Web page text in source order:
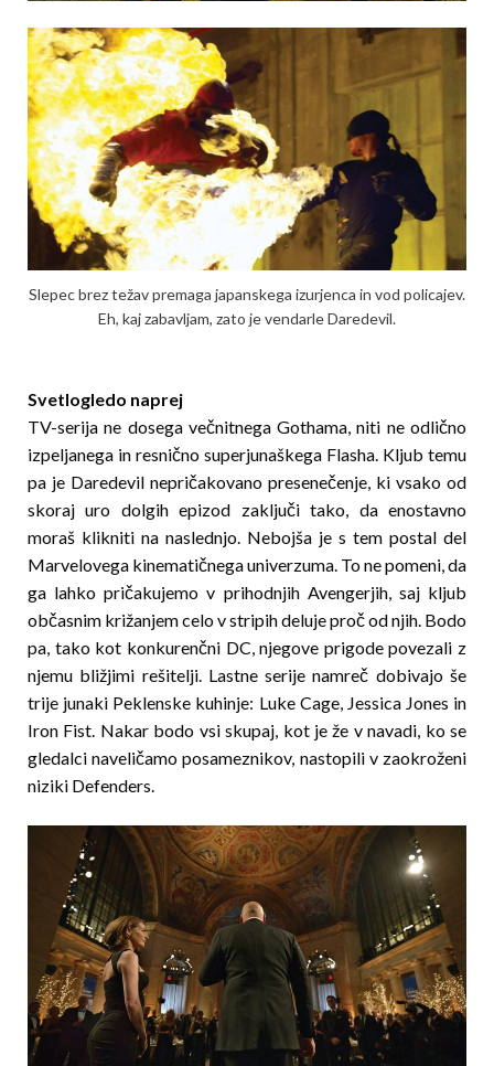
Slepec brez težav premaga japanskega izurjenca in vod policajev.
Eh, kaj zabavljam, zato je vendarle Daredevil.
Svetlogledo naprej
TV-serija ne dosega večnitnega Gothama, niti ne odlično
izpeljanega in resnično superjunaškega Flasha. Kljub temu
pa je Daredevil nepriča­ko­va­no presenečenje, ki vsako od
skoraj uro dolgih epi­zod zaključi tako, da enostavno
moraš klikniti na naslednjo. Nebojša je s tem postal del
Marvelovega kinematičnega univerzuma. To ne pomeni, da
ga lahko pričakujemo v prihodnjih Avengerjih, saj kljub
občasnim križanjem celo v stripih deluje proč od njih. Bodo
pa, tako kot kon­kurenčni DC, njegove prigode povezali z
njemu bližjimi rešitelji. Lastne serije namreč dobivajo še
trije junaki Peklenske kuhinje: Luke Cage, Jessica Jones in
Iron Fist. Nakar bodo vsi skupaj, kot je že v navadi, ko se
gledalci naveličamo posameznikov, nastopili v zaokroženi
niziki Defenders.